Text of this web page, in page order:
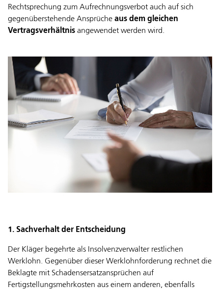
Rechtsprechung zum Aufrechnungsverbot auch auf sich
gegenüberstehende Ansprüche aus dem gleichen
Vertragsverhältnis angewendet werden wird.
1. Sachverhalt der Entscheidung
Der Kläger begehrte als Insolvenzverwalter restlichen
Werklohn. Gegenüber dieser Werklohnforderung rechnet die
Beklagte mit Schadensersatzansprüchen auf
Fertigstellungsmehrkosten aus einem anderen, ebenfalls